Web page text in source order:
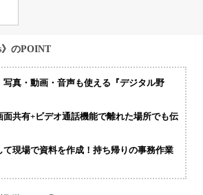
》のPOINT
写真・動画・音声も使える『デジタル野
面共有+ビデオ通話機能で離れた場所でも伝
て現場で資料を作成！持ち帰りの事務作業